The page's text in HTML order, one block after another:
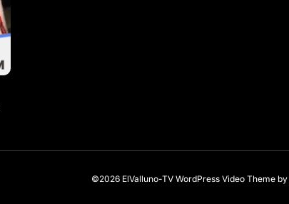
©2026 ElValluno-TV WordPress Video Themeby